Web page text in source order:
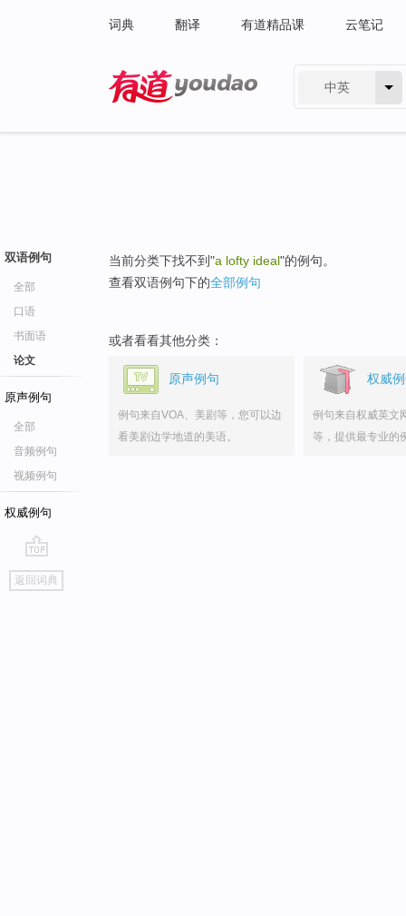
词典 翻译 有道精品课 云笔记
中英
双语例句
全部
口语
书面语
论文
原声例句
全部
音频例句
视频例句
权威例句
go
top
返回词典
当前分类下找不到"a lofty ideal"的例句。
查看双语例句下的全部例句
或者看看其他分类：
原声例句
例句来自VOA、美剧等，您可以边
看美剧边学地道的美语。
权威
例句来自权威英文
等，提供最专业的